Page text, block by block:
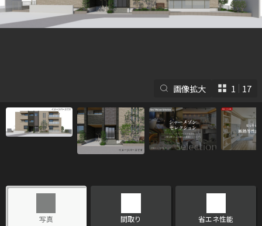
通勤・通学時間から探す
シャーメゾンとは
シャーメゾンセレクショ
画像拡大 1 17
写真 間取り 省エネ性能